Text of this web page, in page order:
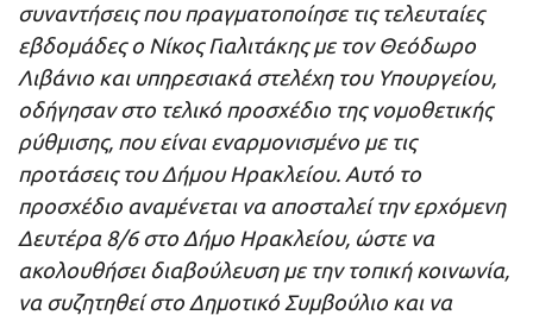
συναντήσεις που πραγματοποίησε τις τελευταίες
εβδομάδες ο Νίκος Γιαλιτάκης με τον Θεόδωρο
Λιβάνιο και υπηρεσιακά στελέχη του Υπουργείου,
οδήγησαν στο τελικό προσχέδιο της νομοθετικής
ρύθμισης, που είναι εναρμονισμένο με τις
προτάσεις του Δήμου Ηρακλείου. Αυτό το
προσχέδιο αναμένεται να αποσταλεί την ερχόμενη
Δευτέρα 8/6 στο Δήμο Ηρακλείου, ώστε να
ακολουθήσει διαβούλευση με την τοπική κοινωνία,
να συζητηθεί στο Δημοτικό Συμβούλιο και να